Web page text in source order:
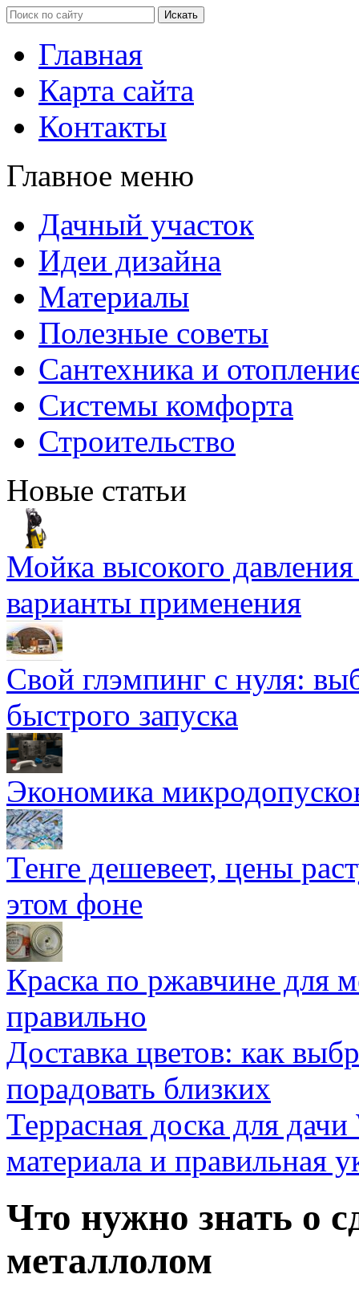
Главная
Карта сайта
Контакты
Главное меню
Дачный участок
Идеи дизайна
Материалы
Полезные советы
Сантехника и
Системы комфорта
Строительство
Новые статьи
Мойка высокого
варианты применения
Свой глэмпинг с нуля:
быстрого запуска
Экономика
Тенге дешевеет, цены
этом фоне
Краска по ржавчине для
правильно
Доставка цветов: как
порадовать близких
Террасная доска для
материала и правильная
Что нужно знать о
металлолом